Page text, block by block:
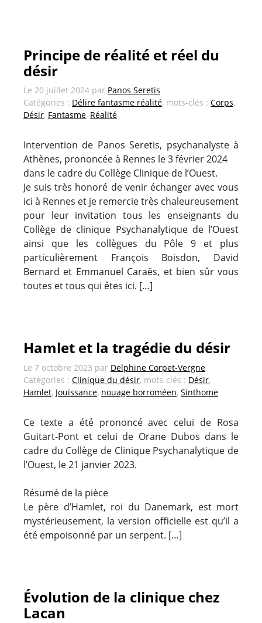
Principe de réalité et réel du
désir
Le 20 juillet 2024 par Panos Seretis
Catégories : Délire fantasme réalité, mots-clés : Corps,
Désir, Fantasme, Réalité
Intervention de Panos Seretis, psychanalyste à
Athènes, prononcée à Rennes le 3 février 2024
dans le cadre du Collège Clinique de l’Ouest.
Je suis très honoré de venir échanger avec vous
ici à Rennes et je remercie très chaleureusement
pour leur invitation tous les enseignants du
Collège de clinique Psychanalytique de l’Ouest
ainsi que les collègues du Pôle 9 et plus
particulièrement François Boisdon, David
Bernard et Emmanuel Caraës, et bien sûr vous
toutes et tous qui êtes ici. […]
Hamlet et la tragédie du désir
Le 7 octobre 2023 par Delphine Corpet-Vergne
Catégories : Clinique du désir, mots-clés : Désir,
Hamlet, Jouissance, nouage borroméen, Sinthome
Ce texte a été prononcé avec celui de Rosa
Guitart-Pont et celui de Orane Dubos dans le
cadre du Collège de Clinique Psychanalytique de
l’Ouest, le 21 janvier 2023.
Résumé de la pièce
Le père d’Hamlet, roi du Danemark, est mort
mystérieusement, la version officielle est qu’il a
été empoisonné par un serpent. […]
Évolution de la clinique chez
Lacan